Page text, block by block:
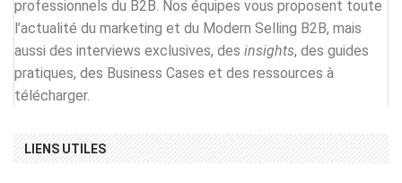
professionnels du B2B. Nos équipes vous proposent toute
l’actualité du marketing et du Modern Selling B2B, mais
aussi des interviews exclusives, des insights, des guides
pratiques, des Business Cases et des ressources à
télécharger.
LIENS UTILES